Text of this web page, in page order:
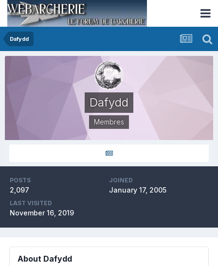
Dafydd
Dafydd
Membres
POSTS
2,097
JOINED
January 17, 2005
LAST VISITED
November 16, 2019
About Dafydd